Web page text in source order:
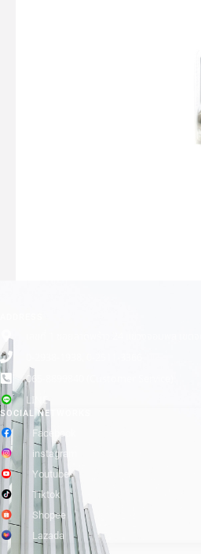
065-8899840 (Customer Service)
LINE
SOCIAL NETWORKS
Facebook
instagram
Youtube
Tiktok
Shopee
Lazada